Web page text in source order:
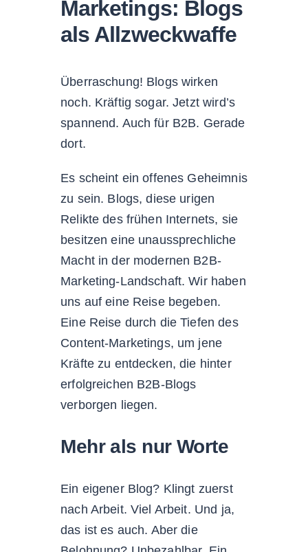
Marketings: Blogs
als Allzweckwaffe
Überraschung! Blogs wirken
noch. Kräftig sogar. Jetzt wird’s
spannend. Auch für B2B. Gerade
dort.
Es scheint ein offenes Geheimnis
zu sein. Blogs, diese urigen
Relikte des frühen Internets, sie
besitzen eine unaussprechliche
Macht in der modernen B2B-
Marketing-Landschaft. Wir haben
uns auf eine Reise begeben.
Eine Reise durch die Tiefen des
Content-Marketings, um jene
Kräfte zu entdecken, die hinter
erfolgreichen B2B-Blogs
verborgen liegen.
Mehr als nur Worte
Ein eigener Blog? Klingt zuerst
nach Arbeit. Viel Arbeit. Und ja,
das ist es auch. Aber die